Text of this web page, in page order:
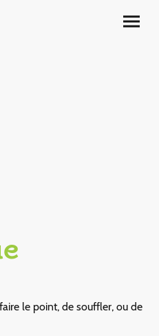
le point, de souffler, ou de